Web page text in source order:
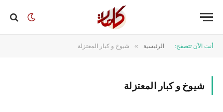
أنت الآن تتصفح: الرئيسية » شيوخ و كبار المعتزلة
شيوخ و كبار المعتزلة